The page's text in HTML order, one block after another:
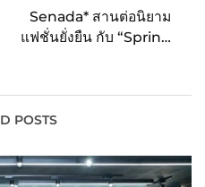
Senada* สานต่อนิยาม
แฟชั่นยั่งยืน กับ “Spring
พร้อมประกาศศักดาแฟชั่น
ไทยใน Paris Fashion
Fashion Week
POSTS